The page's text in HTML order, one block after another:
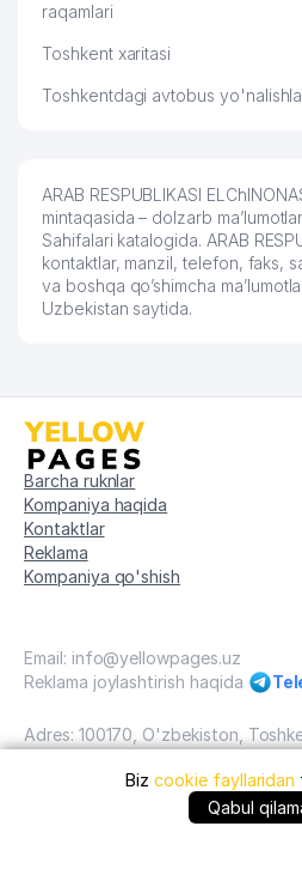
raqamlari
Toshkent xaritasi
Toshkentdagi avtobus
ARAB RESPUBLIKASI
mintaqasida – dolzarb
Sahifalari katalogida. ARAB
kontaktlar, manzil, telefon, faks,
va boshqa qo’shimcha
Uzbekistan saytida.
+99878 ...
Barcha ruknlar
Kompaniya haqida
Kontaktlar
Reklama
Kompaniya qo'shish
Email: info@yellowpages.uz
Reklama joylashtirish haqida
Adres: 100170, O'zbekiston,
Har qanday nusxa ko'chirish
ma'muriyatining ruxsati bilan
Bizcookie fayllaridan
Qabul